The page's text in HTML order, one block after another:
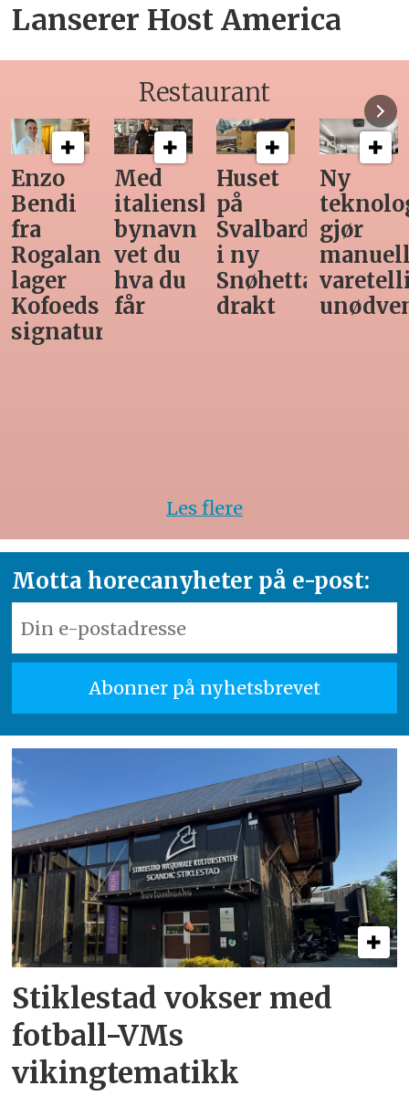
Lanserer Host America
Restaurant
Med
italiensk
bynavn
vet du
hva du
får
Huset
på
Svalbard
i ny
Snøhetta-
drakt
Ny
teknologi
gjør
manuell
varetelling
unødvendig
Siste
Horeca-
før
Les flere
Motta horecanyheter på e-post:
Stiklestad vokser med
fotball-VMs
vikingtematikk